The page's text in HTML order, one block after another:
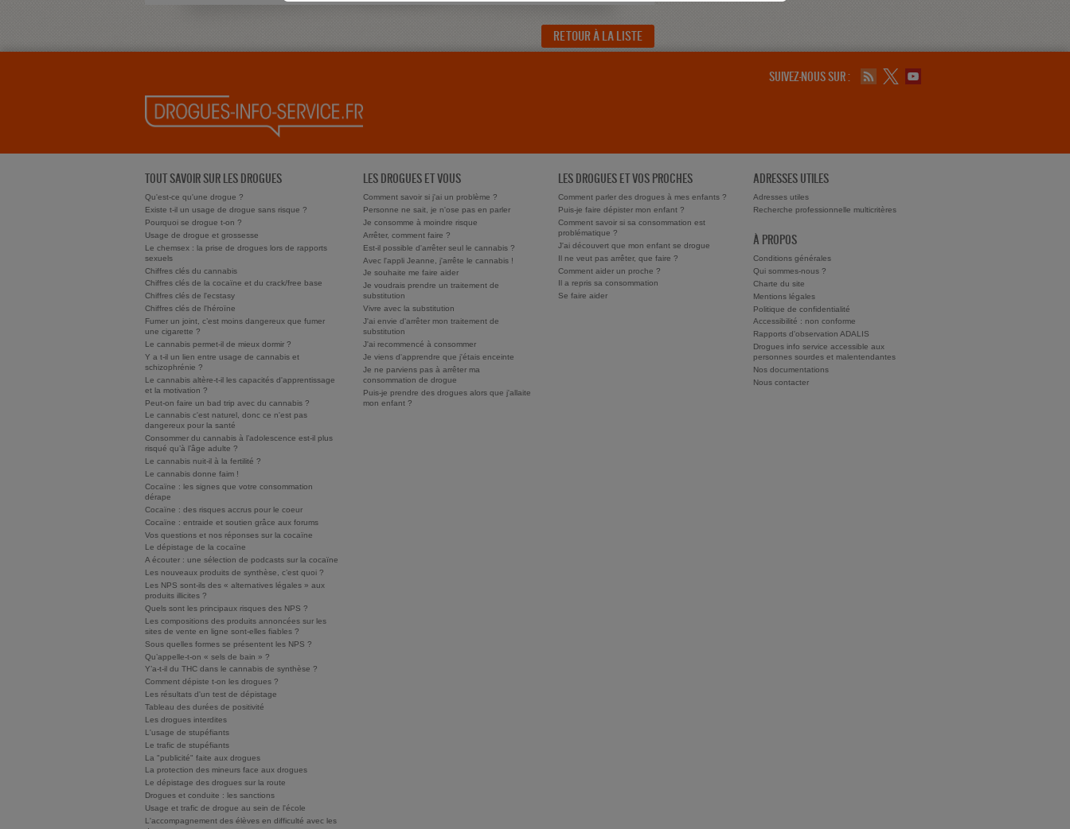
RETOUR À LA LISTE
SUIVEZ-NOUS SUR :
TOUT SAVOIR SUR LES DROGUES
Qu'est-ce qu'une drogue ?
Existe t-il un usage de drogue sans risque ?
Pourquoi se drogue t-on ?
Usage de drogue et grossesse
Le chemsex : la prise de drogues lors de rapports
sexuels
Chiffres clés du cannabis
Chiffres clés de la cocaïne et du crack/free base
Chiffres clés de l'ecstasy
Chiffres clés de l'héroïne
Fumer un joint, c’est moins dangereux que fumer
une cigarette ?
Le cannabis permet-il de mieux dormir ?
Y a t-il un lien entre usage de cannabis et
schizophrénie ?
Le cannabis altère-t-il les capacités d'apprentissage
et la motivation ?
Peut-on faire un bad trip avec du cannabis ?
Le cannabis c'est naturel, donc ce n'est pas
dangereux pour la santé
Consommer du cannabis à l’adolescence est-il plus
risqué qu’à l’âge adulte ?
Le cannabis nuit-il à la fertilité ?
Le cannabis donne faim !
Cocaïne : les signes que votre consommation
dérape
Cocaïne : des risques accrus pour le coeur
Cocaïne : entraide et soutien grâce aux forums
Vos questions et nos réponses sur la cocaïne
Le dépistage de la cocaïne
A écouter : une sélection de podcasts sur la cocaïne
Les nouveaux produits de synthèse, c’est quoi ?
Les NPS sont-ils des « alternatives légales » aux
produits illicites ?
Quels sont les principaux risques des NPS ?
Les compositions des produits annoncées sur les
sites de vente en ligne sont-elles fiables ?
Sous quelles formes se présentent les NPS ?
Qu’appelle-t-on « sels de bain » ?
Y’a-t-il du THC dans le cannabis de synthèse ?
Comment dépiste t-on les drogues ?
Les résultats d'un test de dépistage
Tableau des durées de positivité
Les drogues interdites
L'usage de stupéfiants
Le trafic de stupéfiants
La "publicité" faite aux drogues
La protection des mineurs face aux drogues
Le dépistage des drogues sur la route
Drogues et conduite : les sanctions
Usage et trafic de drogue au sein de l'école
L'accompagnement des élèves en difficulté avec les
LES DROGUES ET VOUS
Comment savoir si j'ai un problème ?
Personne ne sait, je n'ose pas en parler
Je consomme à moindre risque
Arrêter, comment faire ?
Est-il possible d'arrêter seul le cannabis ?
Avec l'appli Jeanne, j'arrête le cannabis !
Je souhaite me faire aider
Je voudrais prendre un traitement de
substitution
Vivre avec la substitution
J'ai envie d'arrêter mon traitement de
substitution
J'ai recommencé à consommer
Je viens d'apprendre que j'étais enceinte
Je ne parviens pas à arrêter ma
consommation de drogue
Puis-je prendre des drogues alors que j'allaite
mon enfant ?
LES DROGUES ET VOS PROCHES
Comment parler des drogues à mes enfants ?
Puis-je faire dépister mon enfant ?
Comment savoir si sa consommation est
problématique ?
J'ai découvert que mon enfant se drogue
Il ne veut pas arrêter, que faire ?
Comment aider un proche ?
Il a repris sa consommation
Se faire aider
ADRESSES UTILES
Adresses utiles
Recherche professionnelle multicritères
À PROPOS
Conditions générales
Qui sommes-nous ?
Charte du site
Mentions légales
Politique de confidentialité
Accessibilité : non conforme
Rapports d'observation ADALIS
Drogues info service accessible aux
personnes sourdes et malentendantes
Nos documentations
Nous contacter